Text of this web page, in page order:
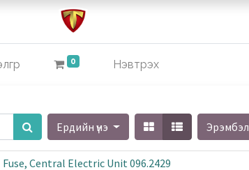
0 Нэвтрэх
Ердийн үнэ
Fuse, Central Electric Unit 096.2429